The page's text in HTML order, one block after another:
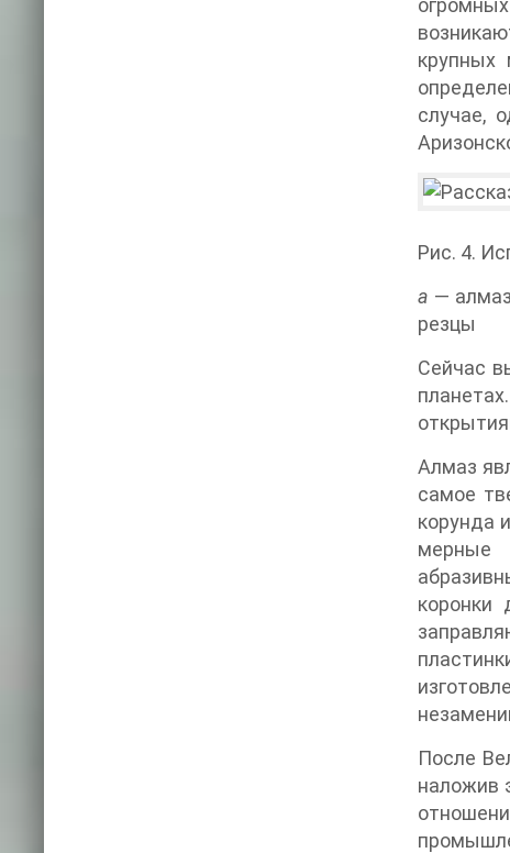
крупных
случае,
Рис. 4.
а —
резцы
Сейчас
Алмаз
самое
корунда
мерные
коронки
После
наложив